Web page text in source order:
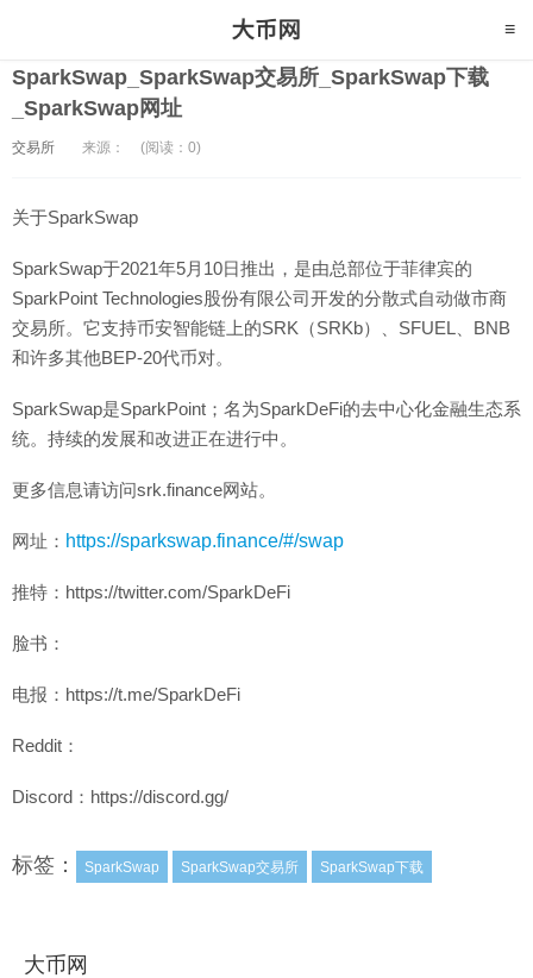
SparkSwap_SparkSwap交易所_SparkSwap下载
_SparkSwap网址
交易所 来源： (阅读：0)
关于SparkSwap
SparkSwap于2021年5月10日推出，是由总部位于菲律宾的
SparkPoint Technologies股份有限公司开发的分散式自动做市商
交易所。它支持币安智能链上的SRK（SRKb）、SFUEL、BNB
和许多其他BEP-20代币对。
SparkSwap是SparkPoint；名为SparkDeFi的去中心化金融生态系
统。持续的发展和改进正在进行中。
更多信息请访问srk.finance网站。
网址： https://sparkswap.finance/#/swap
推特：https://twitter.com/SparkDeFi
脸书：
电报：https://t.me/SparkDeFi
Reddit：
Discord：https://discord.gg/
标签： SparkSwap SparkSwap交易所 SparkSwap下载
大币网